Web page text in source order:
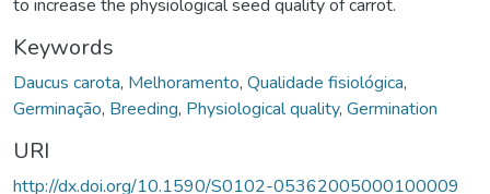
to increase the physiological seed quality of carrot.
Keywords
Daucus carota, Melhoramento, Qualidade fisiológica,
Germinação, Breeding, Physiological quality, Germination
URI
http://dx.doi.org/10.1590/S0102-05362005000100009